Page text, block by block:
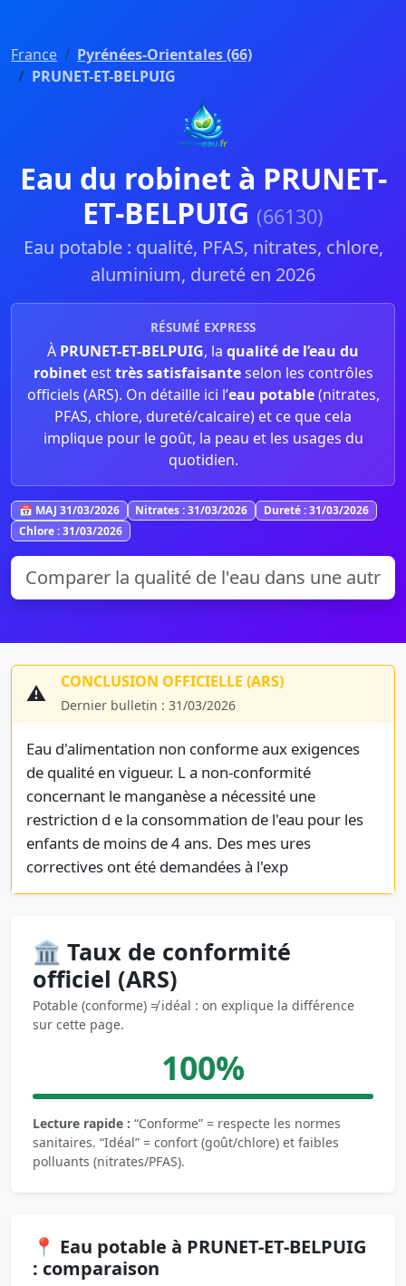
France
Pyrénées-Orientales (66)
PRUNET-ET-BELPUIG
Eau du robinet à PRUNET-
ET-BELPUIG (66130)
Eau potable : qualité, PFAS, nitrates, chlore,
aluminium, dureté en 2026
RÉSUMÉ EXPRESS
À PRUNET-ET-BELPUIG, la qualité de l’eau du
robinetesttrès satisfaisanteselon les contrôles
officiels (ARS). On détaille ici l’eau potable(nitrates,
PFAS, chlore, dureté/calcaire) et ce que cela
implique pour le goût, la peau et les usages du
quotidien.
📅 MAJ 31/03/2026 Nitrates : 31/03/2026
Dureté : 31/03/2026
Chlore : 31/03/2026
⚠️ CONCLUSION OFFICIELLE (ARS)
Dernier bulletin : 31/03/2026
Eau d'alimentation non conforme aux exigences
de qualité en vigueur. L a non-conformité
concernant le manganèse a nécessité une
restriction d e la consommation de l'eau pour les
enfants de moins de 4 ans. Des mes ures
correctives ont été demandées à l'exp
🏛️ Taux de conformité
officiel (ARS)
Potable (conforme) ≠ idéal : on explique la différence
sur cette page.
100%
Lecture rapide : “Conforme” = respecte les normes
sanitaires. “Idéal” = confort (goût/chlore) et faibles
polluants (nitrates/PFAS).
📍 Eau potable à PRUNET-ET-BELPUIG
: comparaison